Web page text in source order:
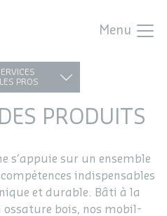
Menu
PROS
PRODUITS
s’appuie sur un ensemble
indispensables
et durable. Bâti à la
ossature bois, nos mobil-